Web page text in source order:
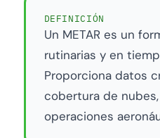
DEFINICIÓN
Un METAR es un
rutinarias y en
Proporciona datos
cobertura de
operaciones